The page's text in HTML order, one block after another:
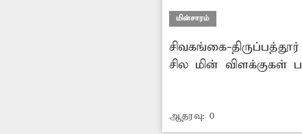
மின்சாரம்
சிவகங்கை-திருப்பத்தூர் தேசிய நெடுஞ்சாலை
சில மின் விளக்குகள்
மின்விளக்குகளை
ஆதரவு: 0